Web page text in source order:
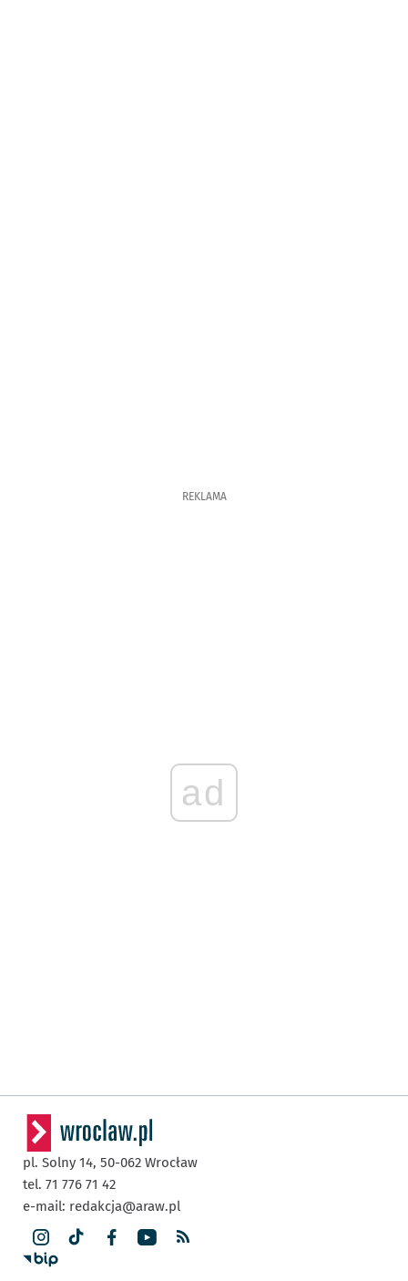
REKLAMA
ad
pl. Solny 14, 50-062 Wrocław
tel. 71 776 71 42
e-mail: redakcja@araw.pl